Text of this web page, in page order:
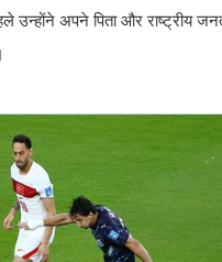
उन्होंने अपने पिता और राष्ट्रीय